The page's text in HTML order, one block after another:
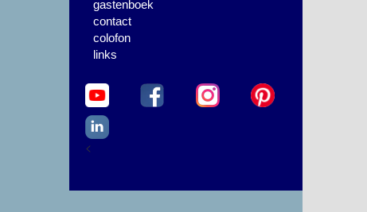
gastenboek
contact
colofon
links
<